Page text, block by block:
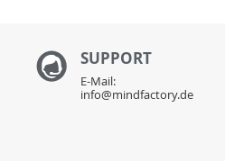
SUPPORT
E-Mail:
info@mindfactory.de